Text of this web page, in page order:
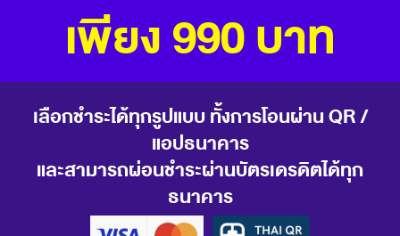
เพียง 990 บาท
เลือกชำระได้ทุกรูปแบบ ทั้งการโอนผ่าน QR /
แอปธนาคาร
และสามารถผ่อนชำระผ่านบัตรเดรดิตได้ทุก
ธนาคาร